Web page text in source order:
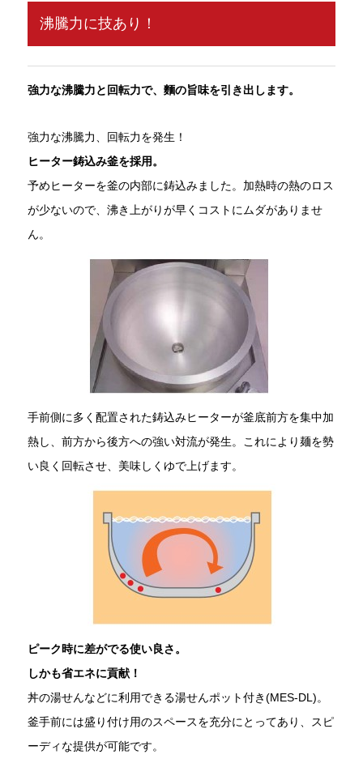
沸騰力に技あり！
強力な沸騰力と回転力で、麵の旨味を引き出します。
強力な沸騰力、回転力を発生！
ヒーター鋳込み釜を採用。
予めヒーターを釜の内部に鋳込みました。加熱時の熱のロス
が少ないので、沸き上がりが早くコストにムダがありませ
ん。
手前側に多く配置された鋳込みヒーターが釜底前方を集中加
熱し、前方から後方への強い対流が発生。これにより麺を勢
い良く回転させ、美味しくゆで上げます。
ピーク時に差がでる使い良さ。
しかも省エネに貢献！
丼の湯せんなどに利用できる湯せんポット付き(MES-DL)。
釜手前には盛り付け用のスペースを充分にとってあり、スピ
ーディな提供が可能です。